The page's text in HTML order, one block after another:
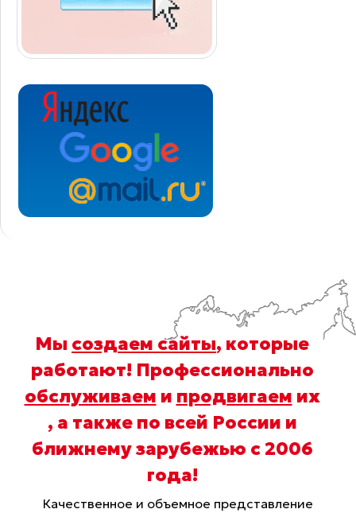
Мы создаем сайты, которые
работают! Профессионально
обслуживаем и продвигаем их
, а также по всей России и
ближнему зарубежью с 2006
года!
Качественное и объемное представление